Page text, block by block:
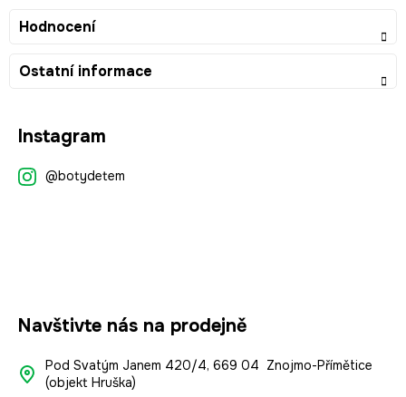
Hodnocení
Ostatní informace
Instagram
@botydetem
Navštivte nás na prodejně
Pod Svatým Janem 420/4, 669 04 Znojmo-Přímětice
(objekt Hruška)